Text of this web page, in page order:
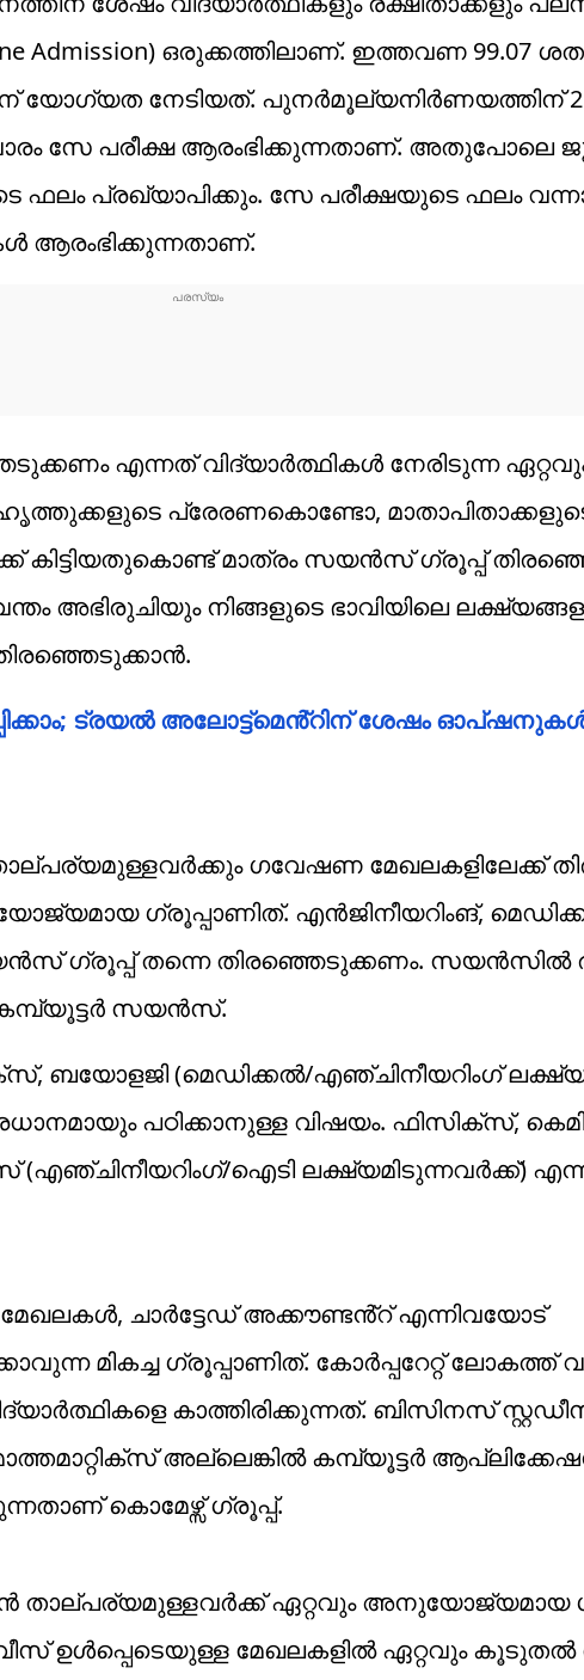
Admission) ഒരുക്കത്തിലാണ്. ഇത്തവണ 99.07
യോഗ്യത നേടിയത്. പുനർമൂല്യനിർണയത്തിന്
സേ പരീക്ഷ ആരംഭിക്കുന്നതാണ്. അതുപോലെ
പ്രഖ്യാപിക്കും. സേ പരീക്ഷയുടെ ഫലം
ആരംഭിക്കുന്നതാണ്.
എന്നത് വിദ്യാർത്ഥികൾ നേരിടുന്ന
പ്രേരണകൊണ്ടോ,
കിട്ടിയതുകൊണ്ട് മാത്രം സയൻസ് ഗ്രൂപ്പ്
അഭിരുചിയും നിങ്ങളുടെ ഭാവിയിലെ
ട്രയൽ അലോട്ട്മെൻ്റിന് ശേഷം
ഗവേഷണ മേഖലകളിലേക്ക്
ഗ്രൂപ്പാണിത്. എൻജിനീയറിംങ്,
​ഗ്രൂപ്പ് തന്നെ തിരഞ്ഞെടുക്കണം. സയൻസിൽ
സയൻസ്.
ബയോളജി (മെഡിക്കൽ/എഞ്ചിനീയറിംഗ്
പഠിക്കാനുള്ള വിഷയം. ഫിസിക്സ്,
(എഞ്ചിനീയറിംഗ്/ഐടി ലക്ഷ്യമിടുന്നവർക്ക്)
ചാർട്ടേഡ് അക്കൗണ്ടൻ്റ് എന്നിവയോട്
മികച്ച ഗ്രൂപ്പാണിത്. കോർപ്പറേറ്റ് ലോകത്ത്
കാത്തിരിക്കുന്നത്. ബിസിനസ്
അല്ലെങ്കിൽ കമ്പ്യൂട്ടർ
കൊമേഴ്സ് ​ഗ്രൂപ്പ്.
താല്പര്യമുള്ളവർക്ക് ഏറ്റവും അനുയോജ്യമായ
ഉൾപ്പെടെയുള്ള മേഖലകളിൽ ഏറ്റവും കൂടുതൽ